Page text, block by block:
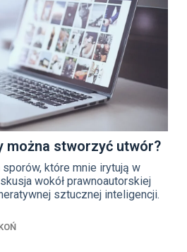
można stworzyć utwór?
sporów, które mnie irytują w
wokół prawnoautorskiej
sztucznej inteligencji.